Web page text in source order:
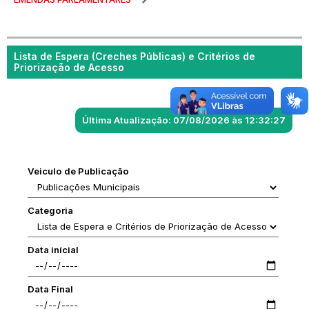
Lista de Espera (Creches Públicas) e Critérios de
Priorização de Acesso
Última Atualização: 07/08/2026 às 12:32:27
Veiculo de Publicação
Categoria
Data inícial
Data Final